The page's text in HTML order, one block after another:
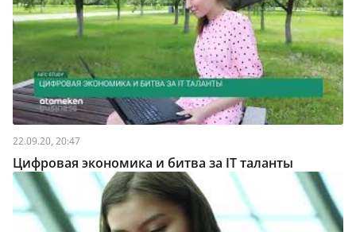
22.09.20, 20:47
Цифровая экономика и битва за IT таланты